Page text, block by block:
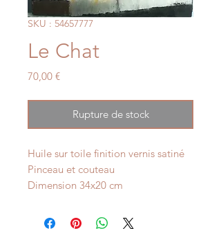
SKU : 54657777
Le Chat
70,00 €Prix
Rupture de stock
Huile sur toile finition vernis satiné
Pinceau et couteau
Dimension 34x20 cm